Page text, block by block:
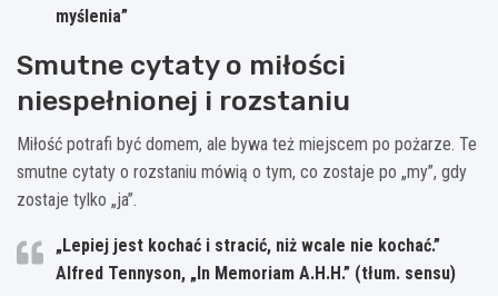
myślenia”
Smutne cytaty o miłości
niespełnionej i rozstaniu
Miłość potrafi być domem, ale bywa też miejscem po pożarze. Te
smutne cytaty o rozstaniu mówią o tym, co zostaje po „my”, gdy
zostaje tylko „ja”.
„Lepiej jest kochać i stracić, niż wcale nie kochać.”
Alfred Tennyson, „In Memoriam A.H.H.” (tłum. sensu)